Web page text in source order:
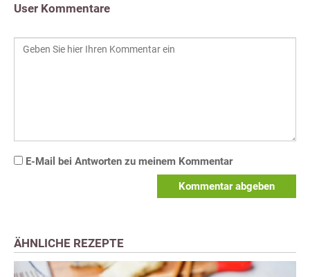
User Kommentare
E-Mail bei Antworten zu meinem Kommentar
Kommentar abgeben
ÄHNLICHE REZEPTE